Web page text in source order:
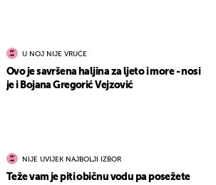
U NOJ NIJE VRUĆE
Ovo je savršena haljina za ljeto i more - nosi
je i Bojana Gregorić Vejzović
NIJE UVIJEK NAJBOLJI IZBOR
Teže vam je piti običnu vodu pa posežete